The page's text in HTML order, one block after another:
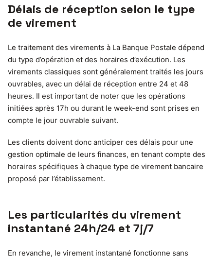
Délais de réception selon le type
de virement
Le traitement des virements à La Banque Postale dépend
du type d’opération et des horaires d’exécution. Les
virements classiques sont généralement traités les jours
ouvrables, avec un délai de réception entre 24 et 48
heures. Il est important de noter que les opérations
initiées après 17h ou durant le week-end sont prises en
compte le jour ouvrable suivant.
Les clients doivent donc anticiper ces délais pour une
gestion optimale de leurs finances, en tenant compte des
horaires spécifiques à chaque type de virement bancaire
proposé par l’établissement.
Les particularités du virement
instantané 24h/24 et 7j/7
En revanche, le virement instantané fonctionne sans